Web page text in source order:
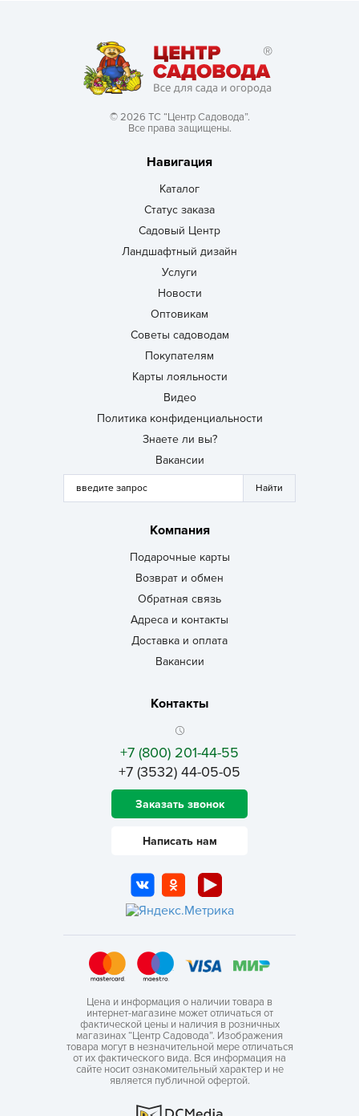
© 2026 ТС “Центр Садовода”.
Все права защищены.
Навигация
Каталог
Статус заказа
Садовый Центр
Ландшафтный дизайн
Услуги
Новости
Оптовикам
Советы садоводам
Покупателям
Карты лояльности
Видео
Политика конфиденциальности
Знаете ли вы?
Вакансии
Компания
Подарочные карты
Возврат и обмен
Обратная связь
Адреса и контакты
Доставка и оплата
Вакансии
Контакты
+7 (800) 201-44-55
+7 (3532) 44-05-05
Заказать звонок
Написать нам
Цена и информация о наличии товара в
интернет-магазине может отличаться от
фактической цены и наличия в розничных
магазинах “Центр Садовода”. Изображения
товара могут в незначительной мере отличаться
от их фактического вида. Вся информация на
сайте носит ознакомительный характер и не
является публичной офертой.